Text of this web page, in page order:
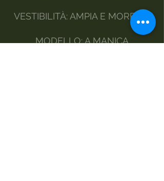
VESTIBILITÀ: AMPIA E MORBIDA
MODELLO: A MANICA